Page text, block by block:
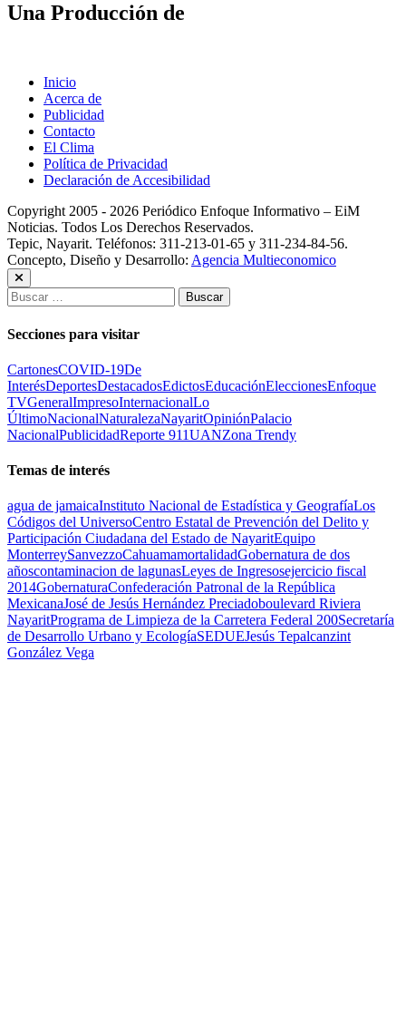
Una Producción de
Inicio
Acerca de
Publicidad
Contacto
El Clima
Política de Privacidad
Declaración de Accesibilidad
Copyright 2005 - 2026 Periódico Enfoque Informativo – EiM
Noticias. Todos Los Derechos Reservados.
Tepic, Nayarit. Teléfonos: 311-213-01-65 y 311-234-84-56.
Concepto, Diseño y Desarrollo: Agencia Multieconomico
Buscar:
Secciones para visitar
CartonesCOVID-19De
InterésDeportesDestacadosEdictosEducaciónEleccionesEnfoque
TVGeneralImpresoInternacionalLo
ÚltimoNacionalNaturalezaNayaritOpiniónPalacio
NacionalPublicidadReporte 911UANZona Trendy
Temas de interés
agua de jamaicaInstituto Nacional de Estadística y GeografíaLos
Códigos del UniversoCentro Estatal de Prevención del Delito y
Participación Ciudadana del Estado de NayaritEquipo
MonterreySanvezzoCahuamamortalidadGobernatura de dos
añoscontaminacion de lagunasLeyes de Ingresosejercicio fiscal
2014GobernaturaConfederación Patronal de la República
MexicanaJosé de Jesús Hernández Preciadoboulevard Riviera
NayaritPrograma de Limpieza de la Carretera Federal 200Secretaría
de Desarrollo Urbano y EcologíaSEDUEJesús Tepalcanzint
González Vega